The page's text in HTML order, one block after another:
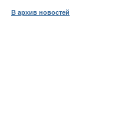
В архив новостей